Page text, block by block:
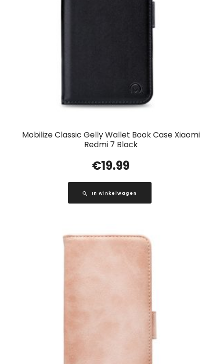
Mobilize Classic Gelly Wallet Book Case Xiaomi
Redmi 7 Black
€19.99
In winkelwagen